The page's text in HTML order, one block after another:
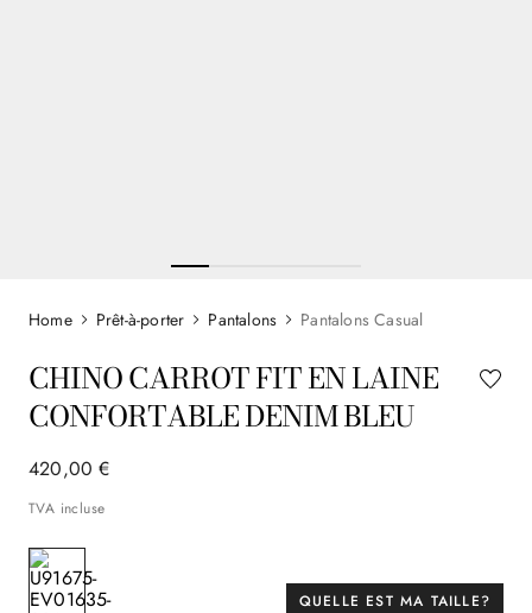
Prêt-à-porter Pantalons Pantalons Casual
CHINO CARROT FIT EN LAINE
CONFORTABLE DENIM BLEU
420,00 €
TVA incluse
QUELLE EST MA TAILLE?